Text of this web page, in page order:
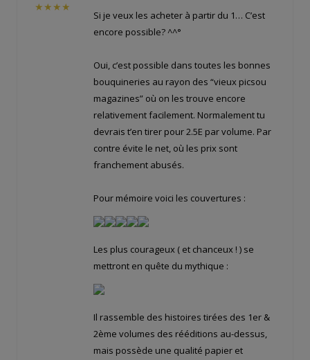
★★★★
Si je veux les acheter à partir du 1… C’est
encore possible? ^^°
Oui, c’est possible dans toutes les bonnes
bouquineries au rayon des “vieux picsou
magazines” où on les trouve encore
relativement facilement. Normalement tu
devrais t’en tirer pour 2.5E par volume. Par
contre évite le net, où les prix sont
franchement abusés.
Pour mémoire voici les couvertures :
Les plus courageux ( et chanceux ! ) se
mettront en quête du mythique :
Il rassemble des histoires tirées des 1er &
2ème volumes des rééditions au-dessus,
mais possède une qualité papier et